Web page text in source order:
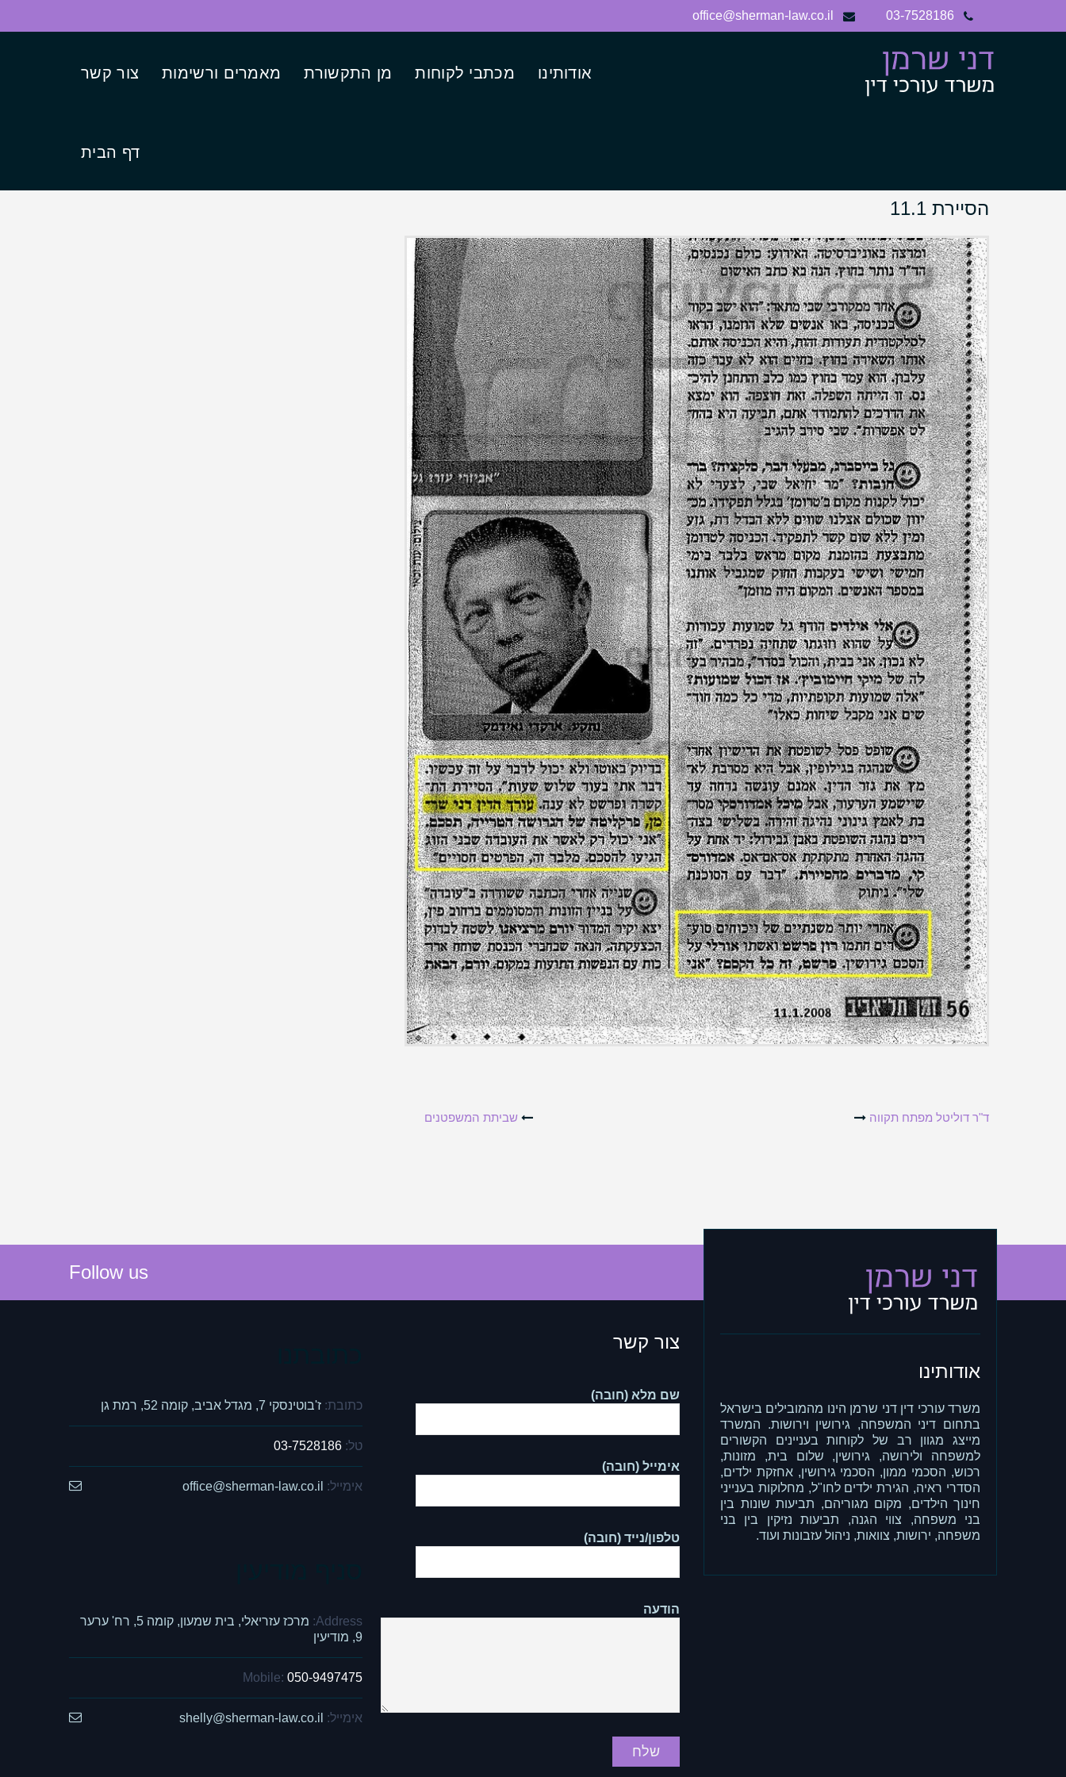
03-7528186
office@sherman-law.co.il
צור קשר מאמרים ורשימות מן התקשורת מכתבי לקוחות אודותינו
דף הבית
הסיירת 11.1
Post
שביתת המשפטנים ד"ר דוליטל מפתח תקווה
Follow us
אודותינו
משרד עורכי דין דני שרמן הינו מהמובילים בישראל
בתחום דיני המשפחה, גירושין וירושות. המשרד
מייצג מגוון רב של לקוחות בעניינים הקשורים
למשפחה ולירושה, גירושין, שלום בית, מזונות,
רכוש, הסכמי ממון, הסכמי גירושין, אחזקת ילדים,
הסדרי ראיה, הגירת ילדים לחו"ל, מחלוקות בענייני
חינוך הילדים, מקום מגוריהם, תביעות שונות בין
בני משפחה, צווי הגנה, תביעות נזיקין בין בני
משפחה, ירושות, צוואות, ניהול עזבונות ועוד.
צור קשר
שם מלא (חובה)
אימייל (חובה)
טלפון/נייד (חובה)
הודעה
כתובת: ז'בוטינסקי 7, מגדל אביב, קומה 52, רמת גן
טל: 03-7528186
אימייל: office@sherman-law.co.il
Address:
מרכז עזריאלי, בית שמעון, קומה 5, רח' ערער
9, מודיעין
Mobile: 050-9497475
אימייל: shelly@sherman-law.co.il